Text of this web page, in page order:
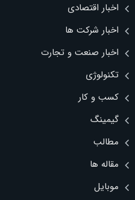
اخبار اقتصادی
اخبار شرکت ها
اخبار صنعت و تجارت
تکنولوژی
کسب و کار
گیمینگ
مطالب
مقاله ها
موبایل